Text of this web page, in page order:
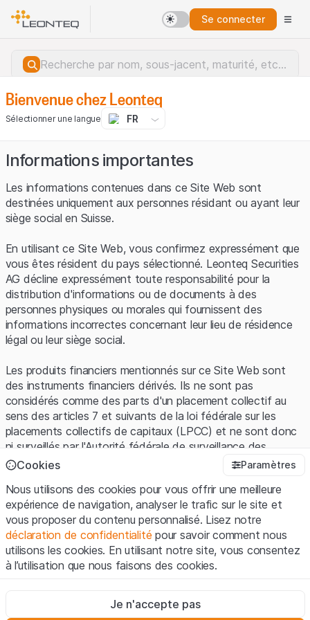
Se connecter
Erreur du serveur.
Bienvenue chez Leonteq
Sélectionner une langue FR
Informations importantes
Les informations contenues dans ce Site Web sont
destinées uniquement aux personnes résidant ou ayant leur
siège social en Suisse.
En utilisant ce Site Web, vous confirmez expressément que
vous êtes résident du pays sélectionné. Leonteq Securities
AG décline expressément toute responsabilité pour la
distribution d'informations ou de documents à des
personnes physiques ou morales qui fournissent des
informations incorrectes concernant leur lieu de résidence
légal ou leur siège social.
Les produits financiers mentionnés sur ce Site Web sont
des instruments financiers dérivés. Ils ne sont pas
considérés comme des parts d'un placement collectif au
sens des articles 7 et suivants de la loi fédérale sur les
placements collectifs de capitaux (LPCC) et ne sont donc
ni surveillés par l'Autorité fédérale de surveillance des
marchés financiers (FINMA) ni enregistrés auprès de la
protection spécifique des investisseurs prévue par la LPCC.
Conditions d'utilisation et informations juridiques
En utilisant le Site Web de Leonteq Securities AG (ci-après
"Site Web"), vous confirmez que vous avez compris et que
vous acceptez les informations juridiques, les notes
vous n'acceptez pas les Conditions d'utilisation, veuillez-
vous abstenir d'utiliser ce Site Web.
Cookies Paramètres
Nous utilisons des cookies pour vous offrir une meilleure
expérience de navigation, analyser le trafic sur le site et
vous proposer du contenu personnalisé. Lisez notre
déclaration de confidentialité pour savoir comment nous
utilisons les cookies. En utilisant notre site, vous consentez
à l’utilisation que nous faisons des cookies.
Ces cookies sont nécessaires au bon fonctionnement du site
Je n'accepte pas